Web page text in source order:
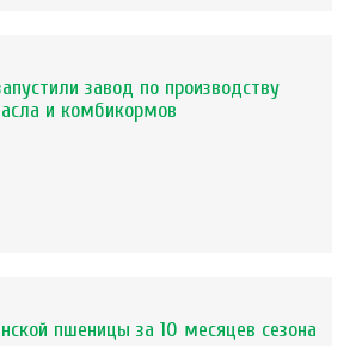
завод по производству
и комбикормов
пшеницы за 10 месяцев сезона